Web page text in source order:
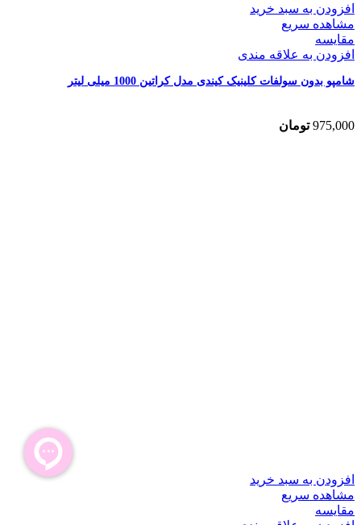
افزودن به سبد خرید
مشاهده سریع
مقایسه
افزودن به علاقه مندی
شامپو بدون سولفات کلینیک کیندی مدل کراتین 1000 میلی لیتر
975,000 تومان
افزودن به سبد خرید
مشاهده سریع
مقایسه